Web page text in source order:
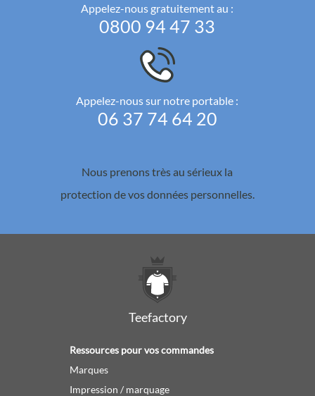
Appelez-nous gratuitement au :
0800 94 47 33
Appelez-nous sur notre portable :
06 37 74 64 20
Nous prenons très au sérieux la
protection de vos données personnelles.
Teefactory
Ressources pour vos commandes
Marques
Impression / marquage